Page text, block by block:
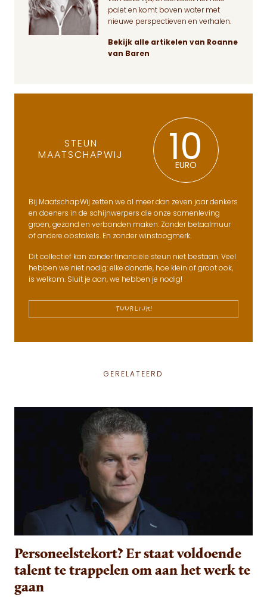
palet en komt boven water met
nieuwe perspectieven en verhalen.
Bekijk alle artikelen van Roanne
van Baren
STEUN
MAATSCHAPWIJ
10
EURO
Bij MaatschapWij zetten we al meer dan zeven jaar denkers
en doeners in de schijnwerpers die onze samenleving
groen, gezond en verbonden maken. Zonder betaalmuur
of andere obstakels. En zonder winstoogmerk.
Dit collectief kan zonder financiële steun niet bestaan. Veel
hebben we niet nodig: elke donatie, hoe klein of groot ook,
is welkom. Sluit je aan, we hebben je nodig!
TUURLIJK!
GERELATEERD
Personeelstekort? Er staat voldoende
talent te trappelen om aan het werk te
gaan